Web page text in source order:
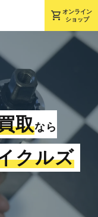
shopping_cart オンライン
ショップ
取なら
クルズ